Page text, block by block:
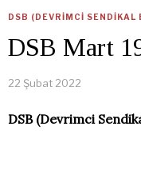
DSB (DEVRIMCI SENDIKAL
DSB Mart
22 Şubat 2022
DSB (Devrimci